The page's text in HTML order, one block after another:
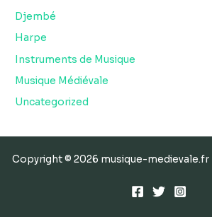
Djembé
Harpe
Instruments de Musique
Musique Médiévale
Uncategorized
Copyright © 2026 musique-medievale.fr |